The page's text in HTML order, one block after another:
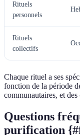
Rituels
personnels
Rituels
collectifs
Chaque rituel a ses
fonction de la période
communautaires, et
Questions
purification